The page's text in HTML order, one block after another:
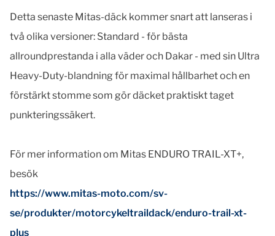
Detta senaste Mitas-däck kommer snart att lanseras i
två olika versioner: Standard - för bästa
allroundprestanda i alla väder och Dakar - med sin Ultra
Heavy-Duty-blandning för maximal hållbarhet och en
förstärkt stomme som gör däcket praktiskt taget
punkteringssäkert.
För mer information om Mitas ENDURO TRAIL-XT+,
besök
https://www.mitas-moto.com/sv-
se/produkter/motorcykeltraildack/enduro-trail-xt-
plus